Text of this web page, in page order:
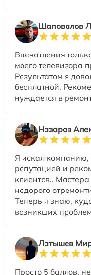
Шаповалов
Впечатления
моего телевизора
Результатом я
бесплатной.
нуждается в
Назаров
Я искал
репутацией и
клиентов..
недорого
Теперь я знаю,
возникших
Латышев
Просто 5 баллов,